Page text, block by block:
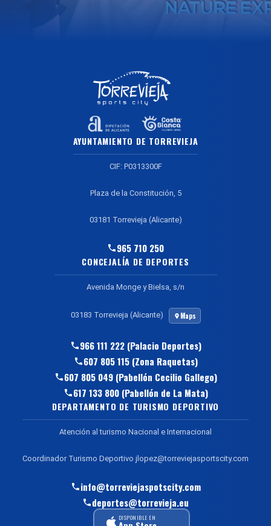
AYUNTAMIENTO DE TORREVIEJA
CIF: P0313300F
Plaza de la Constitución, 5
03181 Torrevieja (Alicante)
965 710 250
CONCEJALÍA DE DEPORTES
Avenida Monge y Bielsa, s/n
03183 Torrevieja (Alicante) Maps
966 111 222 (Palacio Deportes)
607 805 115 (Zona Raquetas)
607 805 049 (Pabellón Cecilio Gallego)
617 133 800 (Pabellón de La Mata)
DEPARTAMENTO DE TURISMO DEPORTIVO
Atención al turismo Nacional e Internacional
Coordinador Turismo Deportivo jlopez@torreviejasportscity.com
info@torreviejaspotscity.com
deportes@torrevieja.eu
DISPONIBLE EN